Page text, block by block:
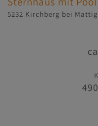
5232 Kirchberg bei